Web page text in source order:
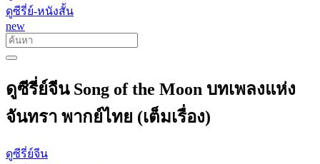
ดูซีรี่ย์-หนังสั้น
new
ดูซีรี่ย์จีน Song of the Moon บทเพลงแห่ง
จันทรา พากย์ไทย (เต็มเรื่อง)
ดูซีรี่ย์จีน